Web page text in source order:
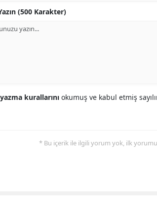
(500 Karakter)
kurallarını okumuş ve kabul etmiş
* Bu içerik ile ilgili yorum yok, ilk yorumu